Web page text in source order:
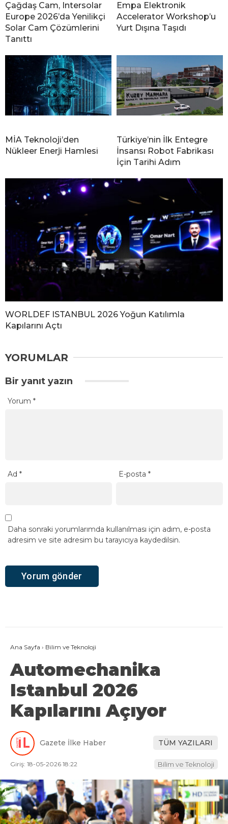
Çağdaş Cam, Intersolar
Europe 2026’da Yenilikçi
Solar Cam Çözümlerini
Tanıttı
Empa Elektronik
Accelerator Workshop’u
Yurt Dışına Taşıdı
MİA Teknoloji’den
Nükleer Enerji Hamlesi
Türkiye’nin İlk Entegre
İnsansı Robot Fabrikası
İçin Tarihi Adım
WORLDEF ISTANBUL 2026 Yoğun Katılımla
Kapılarını Açtı
YORUMLAR
Bir yanıt yazın
Yorum *
Ad * E-posta*
Daha sonraki yorumlarımda kullanılması için adım, e-posta
adresim ve site adresim bu tarayıcıya kaydedilsin.
Ana Sayfa › Bilim ve Teknoloji
Automechanika
Istanbul 2026
Kapılarını Açıyor
Gazete İlke Haber TÜM YAZILARI
Giriş: 18-05-2026 18:22 Bilim ve Teknoloji